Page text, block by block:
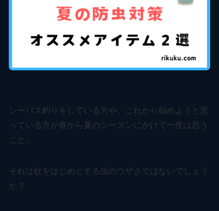
シーバス釣りをしている方や、これから始めようと思
っている方が春から夏のシーズンにかけて一度は思う
こと。
それは蚊をはじめとする虫のウザさではないでしょう
か？